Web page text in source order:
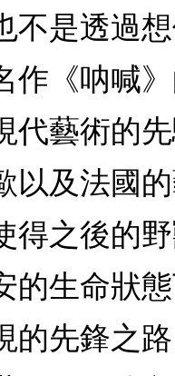
是透過
《呐喊》
藝術的
及法國
之後的
生命狀
先鋒之